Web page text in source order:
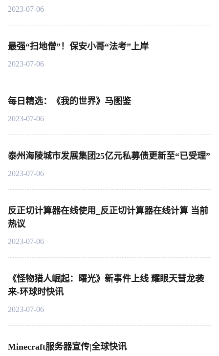
2023-07-06
最强“扫地僧”！保安小哥“法考”上岸
2023-07-06
每日精选：《我的世界》马图鉴
2023-07-06
泰州海陵城市发展集团25亿元私募债更新至“已受理”
2023-07-06
反正切计算器在线使用_反正切计算器在线计算 当前
热议
2023-07-06
《怪物猎人崛起：曙光》新事件上线 耀眼天彗龙袭
来-环球时快讯
2023-07-06
Minecraft服务器宣传|全球快讯